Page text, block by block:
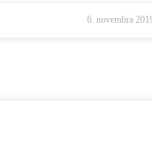
6. novembra